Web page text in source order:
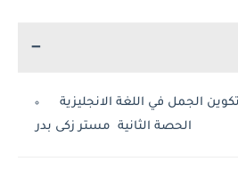
الحصة الثانية مستر زكى بدر